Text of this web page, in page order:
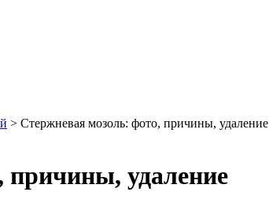
> Стержневая мозоль: фото, причины, удаление
удаление